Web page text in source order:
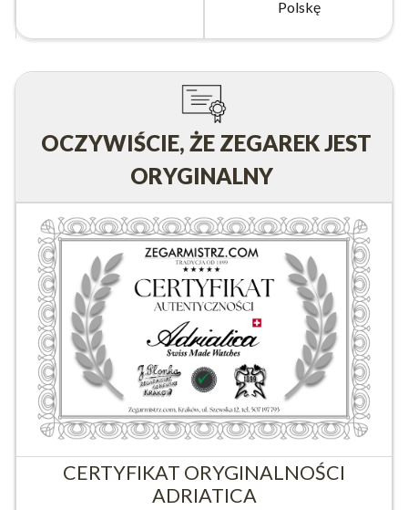
Polskę
OCZYWIŚCIE, ŻE ZEGAREK JEST
ORYGINALNY
CERTYFIKAT ORYGINALNOŚCI
ADRIATICA